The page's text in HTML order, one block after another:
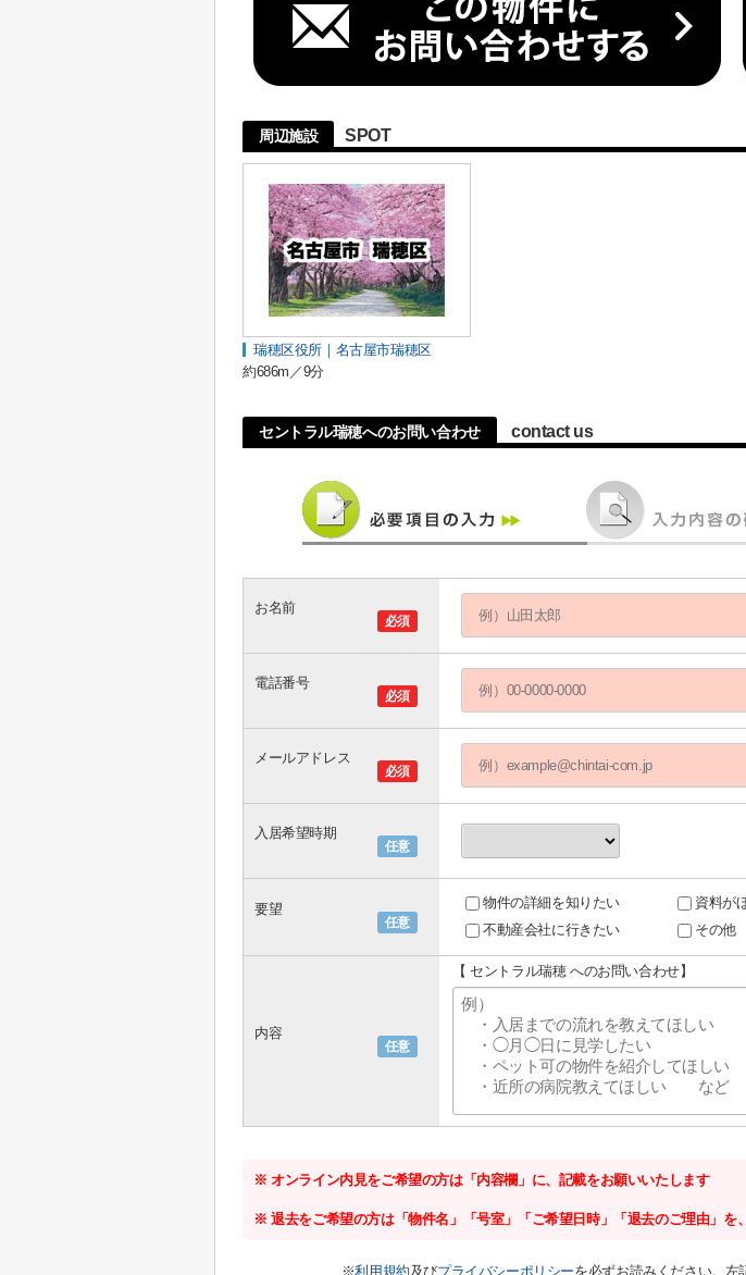
周辺施設 SPOT
瑞穂区役所｜名古屋市瑞穂区
約686m／9分
セントラル瑞穂へのお問い合わせ contact us
必須
お名前
必須
電話番号
必須
メールアドレス
任意
入居希望時期
任意
要望 物件の詳細を知りたい 資料が
不動産会社に行きたい
その他
任意
内容
【 セントラル瑞穂 へのお問い合わせ】
※ オンライン内見をご希望の方は「内容欄」に、記載をお願いいたします
※ 退去をご希望の方は「物件名」「号室」「ご希望日時」「退去のご理由」を
※利用規約及びプライバシーポリシーを必ずお読みください。左